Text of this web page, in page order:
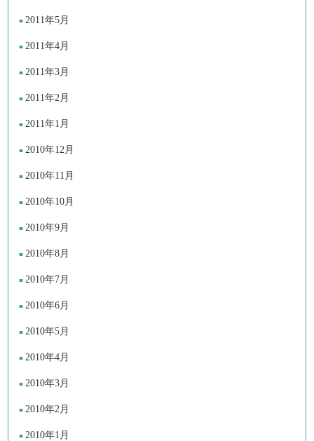
2011年5月
2011年4月
2011年3月
2011年2月
2011年1月
2010年12月
2010年11月
2010年10月
2010年9月
2010年8月
2010年7月
2010年6月
2010年5月
2010年4月
2010年3月
2010年2月
2010年1月